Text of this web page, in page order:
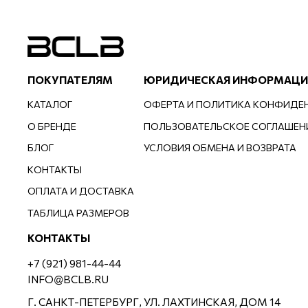
ПОКУПАТЕЛЯМ
КАТАЛОГ
О БРЕНДЕ
БЛОГ
КОНТАКТЫ
ОПЛАТА И ДОСТАВКА
ТАБЛИЦА РАЗМЕРОВ
ЮРИДИЧЕСКАЯ
ОФЕРТА И ПОЛИТИКА
ПОЛЬЗОВАТЕЛЬСКОЕ
УСЛОВИЯ ОБМЕНА И ВОЗВРАТА
КОНТАКТЫ
+7 (921) 981-44-44
INFO@BCLB.RU
Г. САНКТ-ПЕТЕРБУРГ, УЛ. ЛАХТИНСКАЯ, ДОМ 14